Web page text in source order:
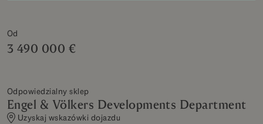
Od
3 490 000 €
Odpowiedzialny sklep
Engel & Völkers Developments Department
Uzyskaj wskazówki dojazdu